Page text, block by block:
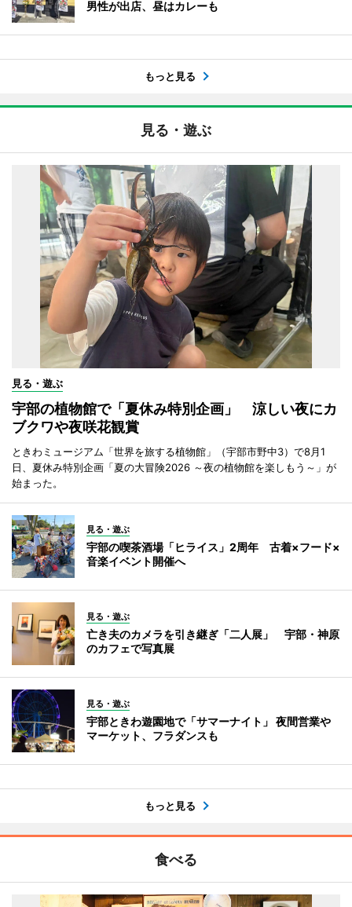
男性が出店、昼はカレーも
もっと見る
見る・遊ぶ
見る・遊ぶ
宇部の植物館で「夏休み特別企画」 涼しい夜にカ
ブクワや夜咲花観賞
ときわミュージアム「世界を旅する植物館」（宇部市野中3）で8月1
日、夏休み特別企画「夏の大冒険2026 ～夜の植物館を楽しもう～」が
始まった。
見る・遊ぶ
宇部の喫茶酒場「ヒライス」2周年 古着×フード×
音楽イベント開催へ
見る・遊ぶ
亡き夫のカメラを引き継ぎ「二人展」 宇部・神原
のカフェで写真展
見る・遊ぶ
宇部ときわ遊園地で「サマーナイト」 夜間営業や
マーケット、フラダンスも
もっと見る
食べる